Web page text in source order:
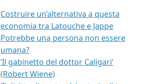
Costruire un’alternativa a questa
economia tra Latouche e Jappe
Potrebbe una persona non essere
umana?
‘Il gabinetto del dottor Caligari’
(Robert Wiene)